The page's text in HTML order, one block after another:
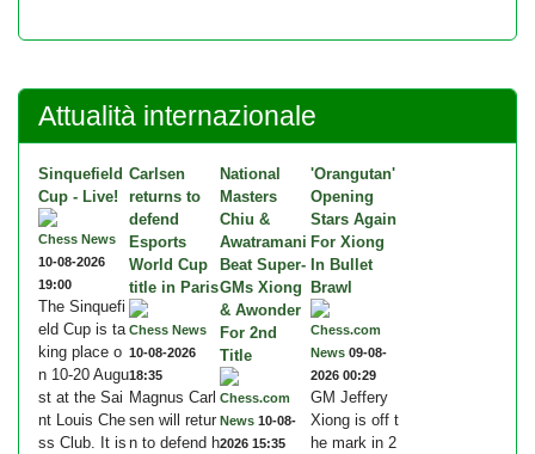
Attualità internazionale
Sinquefield
Cup - Live!
Chess News
10-08-2026
19:00
The Sinquefi
eld Cup is ta
king place o
n 10-20 Augu
st at the Sai
nt Louis Che
ss Club. It is
Carlsen
returns to
defend
Esports
World Cup
title in Paris
Chess News
10-08-2026
18:35
Magnus Carl
sen will retur
n to defend h
National
Masters
Chiu &
Awatramani
Beat Super-
GMs Xiong
& Awonder
For 2nd
Title
Chess.com
News 10-08-
2026 15:35
'Orangutan'
Opening
Stars Again
For Xiong
In Bullet
Brawl
Chess.com
News 09-08-
2026 00:29
GM Jeffery
Xiong is off t
he mark in 2